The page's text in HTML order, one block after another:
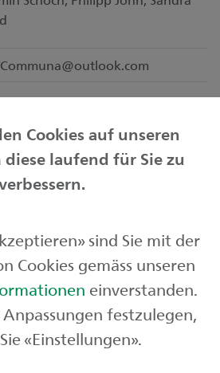
Cookies auf unseren
laufend für Sie zu
sind Sie mit der
Cookies gemäss unseren
einverstanden.
festzulegen,
«Einstellungen».